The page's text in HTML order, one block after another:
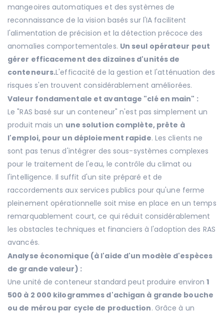
mangeoires automatiques et des systèmes de
reconnaissance de la vision basés sur l'IA facilitent
l'alimentation de précision et la détection précoce des
anomalies comportementales. Un seul opérateur peut
gérer efficacement des dizaines d'unités de
conteneurs.L'efficacité de la gestion et l'atténuation des
risques s'en trouvent considérablement améliorées.
Valeur fondamentale et avantage "clé en main" :
Le "RAS basé sur un conteneur" n'est pas simplement un
produit mais un une solution complète, prête à
l'emploi, pour un déploiement rapide. Les clients ne
sont pas tenus d'intégrer des sous-systèmes complexes
pour le traitement de l'eau, le contrôle du climat ou
l'intelligence. Il suffit d'un site préparé et de
raccordements aux services publics pour qu'une ferme
pleinement opérationnelle soit mise en place en un temps
remarquablement court, ce qui réduit considérablement
les obstacles techniques et financiers à l'adoption des RAS
avancés.
Analyse économique (à l'aide d'un modèle d'espèces
de grande valeur) :
Une unité de conteneur standard peut produire environ1
500 à 2 000 kilogrammes d'achigan à grande bouche
ou de mérou par cycle de production. Grâce à un